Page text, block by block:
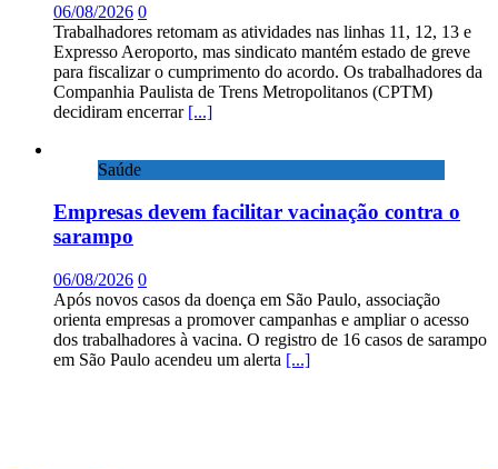
06/08/2026 0
Trabalhadores retomam as atividades nas linhas 11, 12, 13 e
Expresso Aeroporto, mas sindicato mantém estado de greve
para fiscalizar o cumprimento do acordo. Os trabalhadores da
Companhia Paulista de Trens Metropolitanos (CPTM)
decidiram encerrar [...]
Saúde
Empresas devem facilitar vacinação contra o
sarampo
06/08/2026 0
Após novos casos da doença em São Paulo, associação
orienta empresas a promover campanhas e ampliar o acesso
dos trabalhadores à vacina. O registro de 16 casos de sarampo
em São Paulo acendeu um alerta [...]